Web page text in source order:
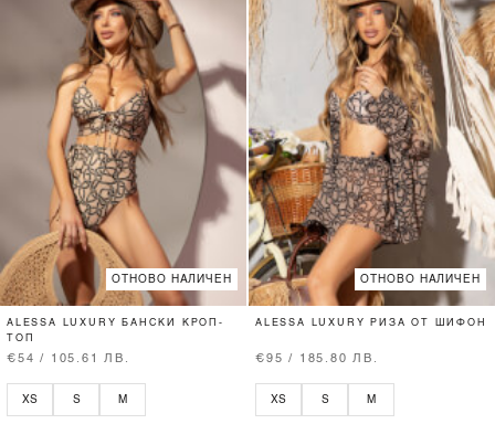
ОТНОВО НАЛИЧЕН
ALESSA LUXURY БАНСКИ КРОП-
ТОП
€54 / 105.61 ЛВ.
XS S M
ОТНОВО НАЛИЧЕН
ALESSA LUXURY РИЗА ОТ ШИФОН
€95 / 185.80 ЛВ.
XS S M